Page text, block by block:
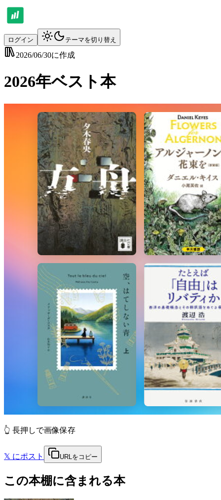
ログイン テーマを切り替え
2026/06/30に作成
2026年ベスト本
👆 長押しで画像保存
𝕏 にポスト URLをコピー
この本棚に含まれる本